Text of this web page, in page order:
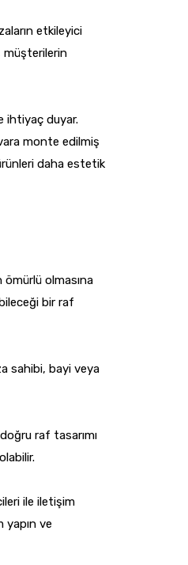
etkileyici
müşterilerin
ihtiyaç duyar.
monte edilmiş
daha estetik
ömürlü olmasına
bir raf
sahibi, bayi veya
raf tasarımı
ile iletişim
yapın ve